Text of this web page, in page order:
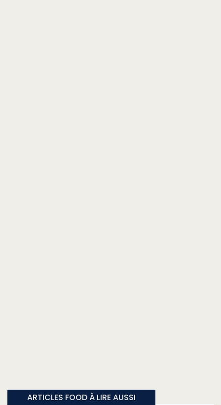
ARTICLES FOOD À LIRE AUSSI